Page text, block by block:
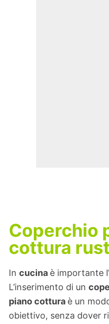
Coperchio
cottura
In cucina è importante
L’inserimento di un
piano cottura è un
obiettivo, senza dover